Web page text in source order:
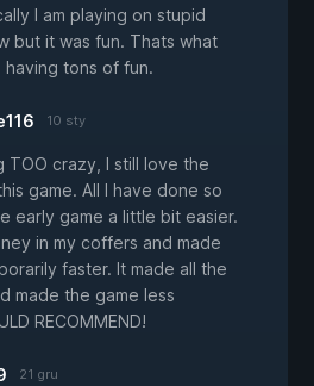
I am playing on stupid
but it was fun. Thats what
having tons of fun.
10 sty
TOO crazy, I still love the
game. All I have done so
early game a little bit easier.
in my coffers and made
faster. It made all the
made the game less
RECOMMEND!
21 gru